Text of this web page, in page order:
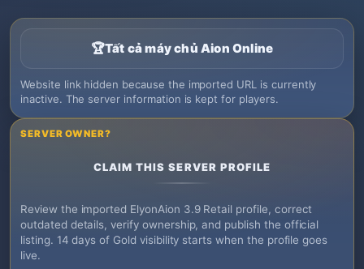
🏆Tất cả máy chủ Aion Online
Website link hidden because the imported URL is currently
inactive. The server information is kept for players.
SERVER OWNER?
CLAIM THIS SERVER PROFILE
Review the imported ElyonAion 3.9 Retail profile, correct
outdated details, verify ownership, and publish the official
listing. 14 days of Gold visibility starts when the profile goes
live.